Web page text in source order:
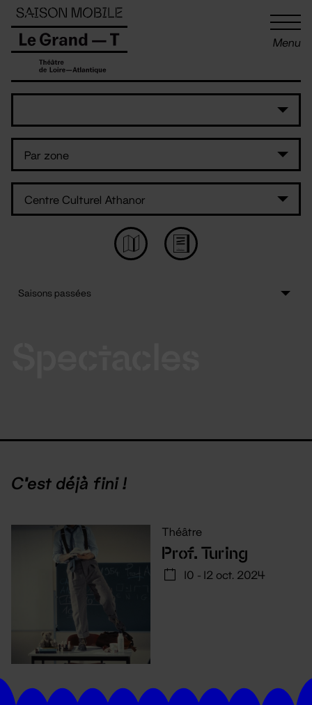
Menu
C'est déjà fini !
Théâtre
Prof. Turing
10 - 12 oct. 2024
Panneau de gestion des cookies